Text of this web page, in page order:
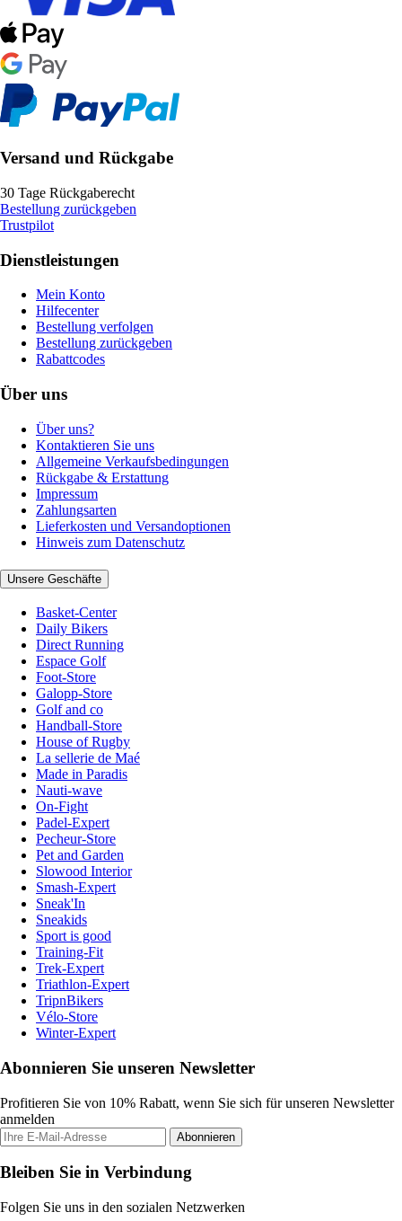
Versand und Rückgabe
30 Tage Rückgaberecht
Bestellung zurückgeben
Trustpilot
Dienstleistungen
Mein Konto
Hilfecenter
Bestellung verfolgen
Bestellung zurückgeben
Rabattcodes
Über uns
Über uns?
Kontaktieren Sie uns
Allgemeine Verkaufsbedingungen
Rückgabe & Erstattung
Impressum
Zahlungsarten
Lieferkosten und Versandoptionen
Hinweis zum Datenschutz
Unsere Geschäfte
Basket-Center
Daily Bikers
Direct Running
Espace Golf
Foot-Store
Galopp-Store
Golf and co
Handball-Store
House of Rugby
La sellerie de Maé
Made in Paradis
Nauti-wave
On-Fight
Padel-Expert
Pecheur-Store
Pet and Garden
Slowood Interior
Smash-Expert
Sneak'In
Sneakids
Sport is good
Training-Fit
Trek-Expert
Triathlon-Expert
TripnBikers
Vélo-Store
Winter-Expert
Abonnieren Sie unseren Newsletter
Profitieren Sie von 10% Rabatt, wenn Sie sich für unseren Newsletter
anmelden
Abonnieren
Bleiben Sie in Verbindung
Folgen Sie uns in den sozialen Netzwerken